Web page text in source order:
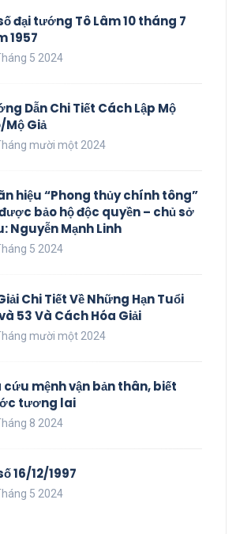
đại tướng Tô Lâm 10 tháng 7
1957
5 2024
Dẫn Chi Tiết Cách Lập Mộ
Mộ Giả
mười một 2024
hiệu “Phong thủy chính tông”
bảo hộ độc quyền – chủ sở
Nguyễn Mạnh Linh
5 2024
Chi Tiết Về Những Hạn Tuổi
53 Và Cách Hóa Giải
mười một 2024
cứu mệnh vận bản thân, biết
tương lai
8 2024
16/12/1997
5 2024